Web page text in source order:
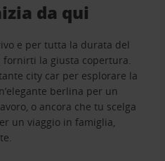
da qui
e per tutta la durata del
fornirti la giusta copertura.
city car per esplorare la
berlina per un
o ancora che tu scelga
un viaggio in famiglia,